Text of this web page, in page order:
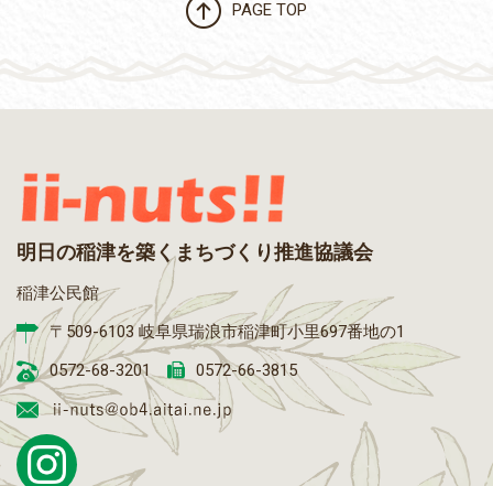
PAGE TOP
明日の稲津を築くまちづくり推進協議会
稲津公民館
〒509-6103 岐阜県瑞浪市稲津町小里697番地の1
0572-68-3201
0572-66-3815